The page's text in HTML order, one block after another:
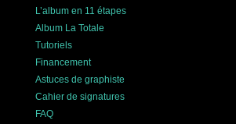
L’album en 11 étapes
Album La Totale
Tutoriels
Financement
Astuces de graphiste
Cahier de signatures
FAQ